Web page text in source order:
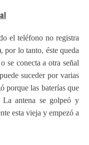
el teléfono no registra
por lo tanto, éste queda
se conecta a otra señal
suceder por varias
porque las baterías que
La antena se golpeó y
esta vieja y empezó a